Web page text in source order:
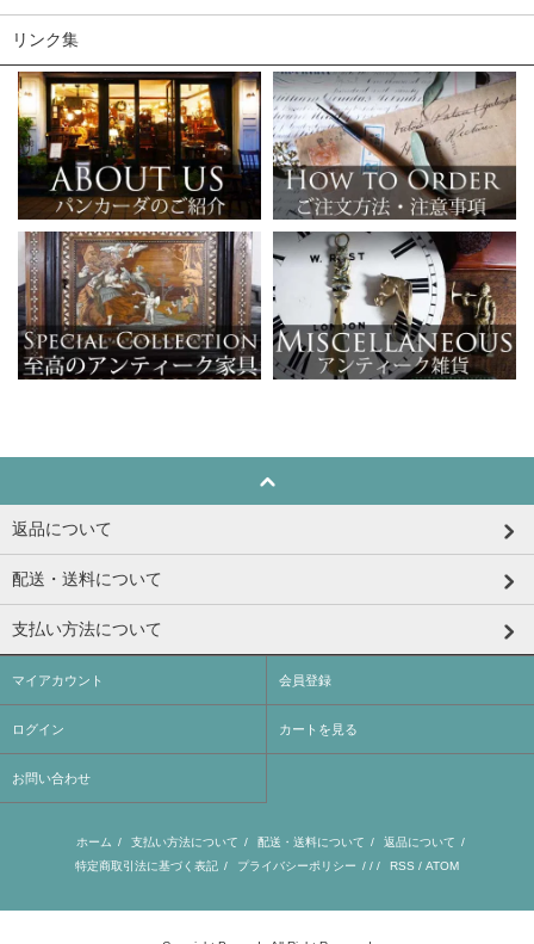
リンク集
返品について
配送・送料について
支払い方法について
マイアカウント 会員登録
ログイン カートを見る
お問い合わせ
ホーム / 支払い方法について / 配送・送料について / 返品について /
特定商取引法に基づく表記 / プライバシーポリシー / / / RSS / ATOM